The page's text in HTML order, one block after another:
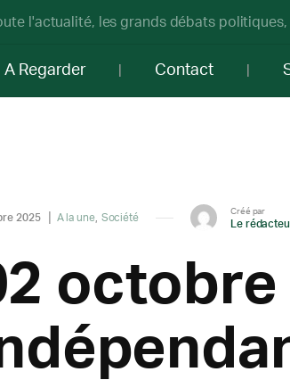
l'actualité, les grands débats
A Regarder Contact
2025 A la une Société
Créé par
Le
octobre